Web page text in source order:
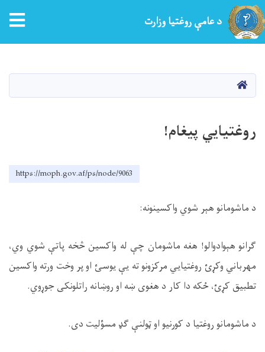
د عامې روغتیا وزارت
کور
روغتیایي پیغام!
https://moph.gov.af/ps/node/9063
د ماشومانو هېر شوي واکسینونه:
ګرانو هېوادوالو! هغه ماشومان چې له واکسین څخه پاتې شوي وي،
مهرباني وکړئ روغتیایي مرکزونو ته یې یوسئ او پر وخت ورته واکسین
تطبیق کړئ، ځکه دا کار د هغوی ښه او روښانه راتلونکی جوړوي.
د ماشومانو روغتیا د کورنیو او ټولنې ګډ مسؤلیت دی.